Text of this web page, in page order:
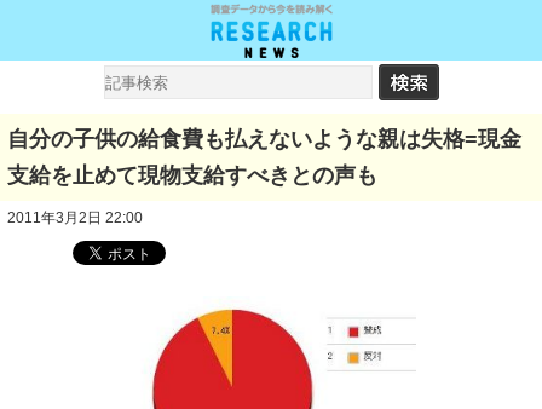
自分の子供の給食費も払えないような親は失格=現金
支給を止めて現物支給すべきとの声も
2011年3月2日 22:00